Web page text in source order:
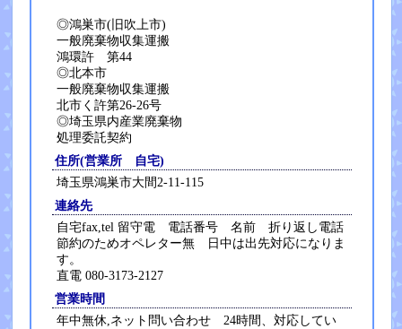
◎鴻巣市(旧吹上市)
一般廃棄物収集運搬
鴻環許 第44
◎北本市
一般廃棄物収集運搬
北市く許第26-26号
◎埼玉県内産業廃棄物
処理委託契約
住所(営業所 自宅)
埼玉県鴻巣市大間2-11-115
連絡先
自宅fax,tel 留守電 電話番号 名前 折り返し電話
節約のためオペレター無 日中は出先対応になりま
す。
直電 080-3173-2127
営業時間
年中無休,ネット問い合わせ 24時間、対応してい